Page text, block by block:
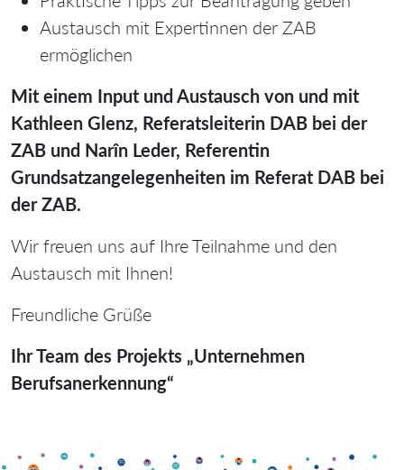
Austausch mit Expertinnen der ZAB
ermöglichen
Mit einem Input und Austausch von und mit
Kathleen Glenz, Referatsleiterin DAB bei der
ZAB und Narîn Leder, Referentin
Grundsatzangelegenheiten im Referat DAB bei
der ZAB.
Wir freuen uns auf Ihre Teilnahme und den
Austausch mit Ihnen!
Freundliche Grüße
Ihr Team des Projekts „Unternehmen
Berufsanerkennung“